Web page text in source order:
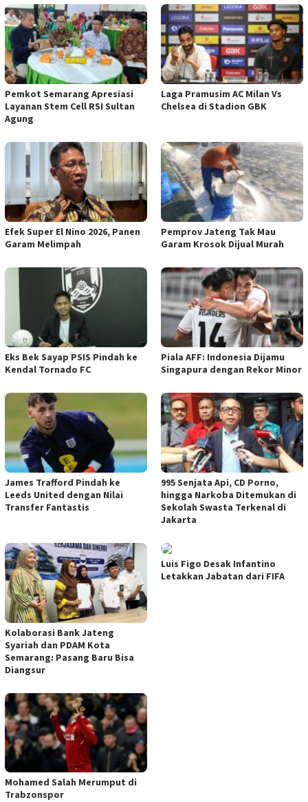
Pemkot Semarang Apresiasi
Layanan Stem Cell RSI Sultan
Agung
Laga Pramusim AC Milan Vs
Chelsea di Stadion GBK
Efek Super El Nino 2026, Panen
Garam Melimpah
Pemprov Jateng Tak Mau
Garam Krosok Dijual Murah
Eks Bek Sayap PSIS Pindah ke
Kendal Tornado FC
Piala AFF: Indonesia Dijamu
Singapura dengan Rekor Minor
James Trafford Pindah ke
Leeds United dengan Nilai
Transfer Fantastis
995 Senjata Api, CD Porno,
hingga Narkoba Ditemukan di
Sekolah Swasta Terkenal di
Jakarta
Kolaborasi Bank Jateng
Syariah dan PDAM Kota
Semarang: Pasang Baru Bisa
Diangsur
Luis Figo Desak Infantino
Letakkan Jabatan dari FIFA
Mohamed Salah Merumput di
Trabzonspor